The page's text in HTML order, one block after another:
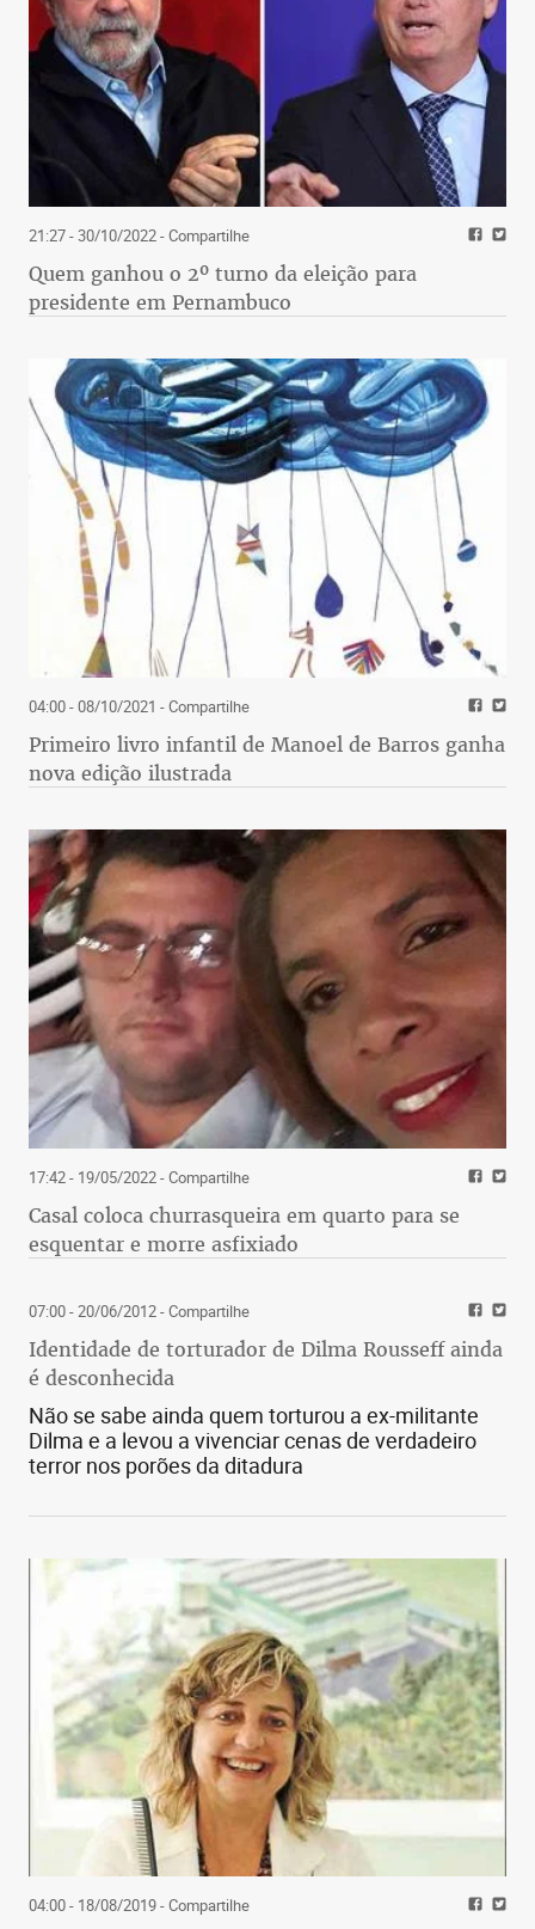
21:27 - 30/10/2022- Compartilhe
Quem ganhou o 2º turno da eleição para
presidente em Pernambuco
04:00 - 08/10/2021 - Compartilhe
Primeiro livro infantil de Manoel de Barros ganha
nova edição ilustrada
17:42 - 19/05/2022- Compartilhe
Casal coloca churrasqueira em quarto para se
esquentar e morre asfixiado
07:00 - 20/06/2012- Compartilhe
Identidade de torturador de Dilma Rousseff ainda
é desconhecida
Não se sabe ainda quem torturou a ex-militante
Dilma e a levou a vivenciar cenas de verdadeiro
terror nos porões da ditadura
04:00 - 18/08/2019- Compartilhe